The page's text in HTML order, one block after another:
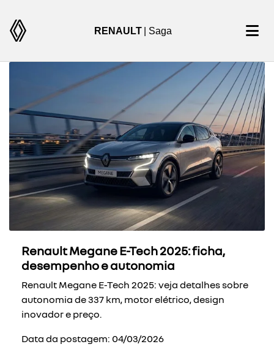
RENAULT | Saga
Renault Megane E-Tech 2025: ficha,
desempenho e autonomia
Renault Megane E-Tech 2025: veja detalhes sobre
autonomia de 337 km, motor elétrico, design
inovador e preço.
Data da postagem: 04/03/2026